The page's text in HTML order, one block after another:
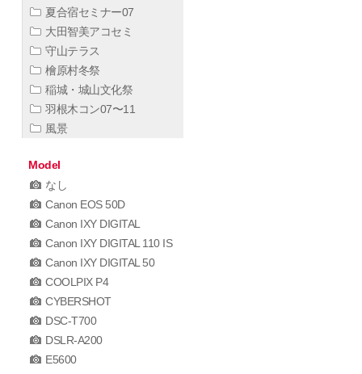
夏合宿セミナー07
大田智美アコセミ
守山テラス
檜原村冬祭
稲城・城山文化祭
羽根木コン07〜11
風景
Model
なし
Canon EOS 50D
Canon IXY DIGITAL
Canon IXY DIGITAL 110 IS
Canon IXY DIGITAL 50
COOLPIX P4
CYBERSHOT
DSC-T700
DSLR-A200
E5600